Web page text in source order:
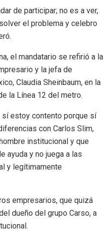
de participar; no es a ver,
el problema y celebro
el mandatario se refirió a la
y la jefa de
Claudia Sheinbaum, en la
la Línea 12 del metro.
sí estoy contento porque sí
con Carlos Slim,
institucional y que
ayuda y no juega a las
y legítimamente
empresarios, que quizá
dueño del grupo Carso, a